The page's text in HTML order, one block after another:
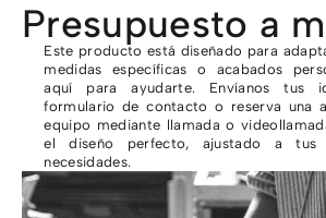
Presupuesto a
Este producto está diseñado para
medidas específicas o acabados
aquí para ayudarte. Envíanos tus
formulario de contacto o reserva una
equipo mediante llamada o
el diseño perfecto, ajustado a tus
necesidades.